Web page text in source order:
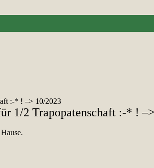
:-* ! –> 10/2023
1/2 Trapopatenschaft :-* !